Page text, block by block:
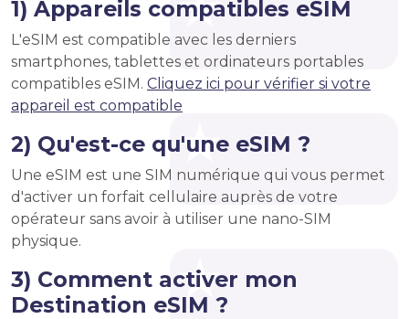
1) Appareils compatibles eSIM
L'eSIM est compatible avec les derniers
smartphones, tablettes et ordinateurs portables
compatibles eSIM. Cliquez ici pour vérifier si votre
appareil est compatible
2) Qu'est-ce qu'une eSIM ?
Une eSIM est une SIM numérique qui vous permet
d'activer un forfait cellulaire auprès de votre
opérateur sans avoir à utiliser une nano-SIM
physique.
3) Comment activer mon
Destination eSIM ?